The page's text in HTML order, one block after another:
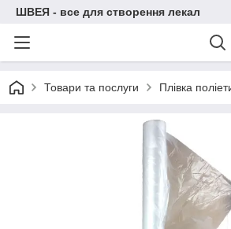
ШВЕЯ - все для створення лекал
Товари та послуги Плівка